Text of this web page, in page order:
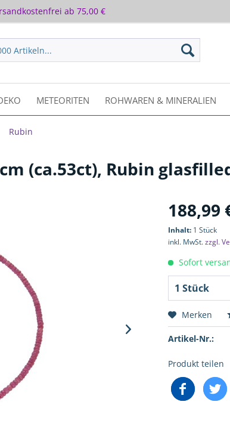
ab 75,00 €
METEORITEN ROHWAREN & MINERALIEN
Rubin
(ca.53ct), Rubin
188,99
Inhalt: 1 Stück
inkl. MwSt.zzgl.
Sofort
Merken
Artikel-Nr.:
Produkt teilen